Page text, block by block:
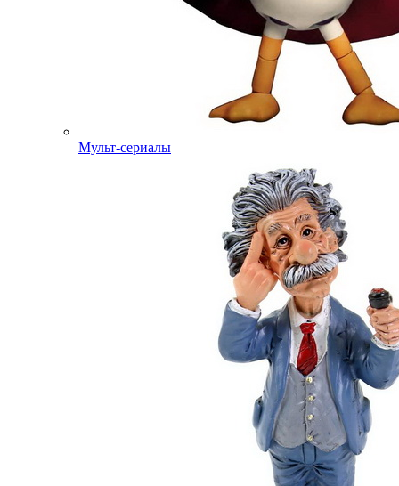
Мульт-сериалы